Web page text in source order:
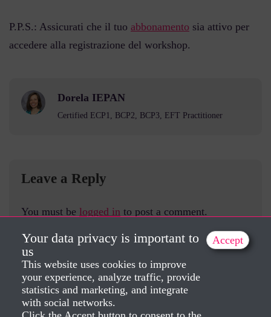
P.P.S.: Assicurati che il tuo abbonamento sia attivo per
accedere alla registrazione del workshop.
Dorela IEPAN
Certified ECP1, BCP2, BCP3, EFT Practitioner
Leave a Reply
You must be logged in to post a comment.
Your data privacy is important to
us
This website uses cookies to improve
your experience, analyze traffic, provide
statistics and marketing, and integrate
with social networks.
Accept